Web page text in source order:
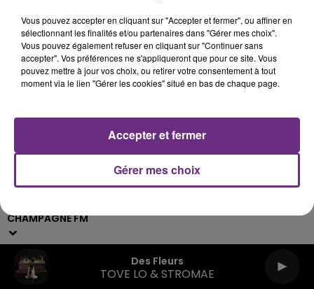
CHAMPAGNE FM
Des Fleurs
TOVE LO & STROMAE
Vous pouvez accepter en cliquant sur "Accepter et fermer", ou affiner en
sélectionnant les finalités et/ou partenaires dans "Gérer mes choix".
Vous pouvez également refuser en cliquant sur "Continuer sans
accepter". Vos préférences ne s'appliqueront que pour ce site. Vous
pouvez mettre à jour vos choix, ou retirer votre consentement à tout
moment via le lien "Gérer les cookies" situé en bas de chaque page.
Gérer mes choix
Accepter et fermer